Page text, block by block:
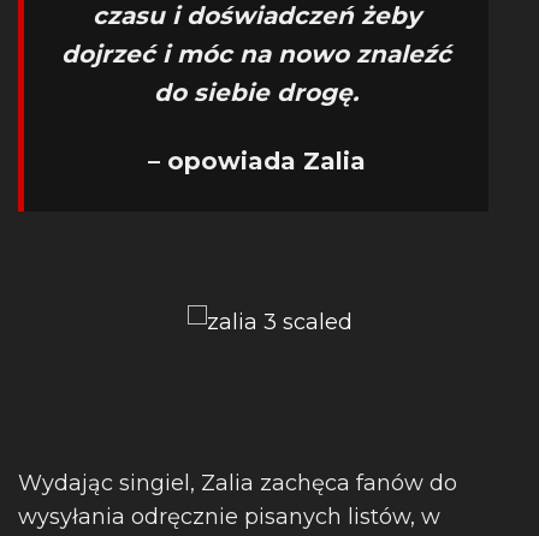
czasu i doświadczeń żeby
dojrzeć i móc na nowo znaleźć
do siebie drogę.
– opowiada Zalia
Wydając singiel, Zalia zachęca fanów do
wysyłania odręcznie pisanych listów, w